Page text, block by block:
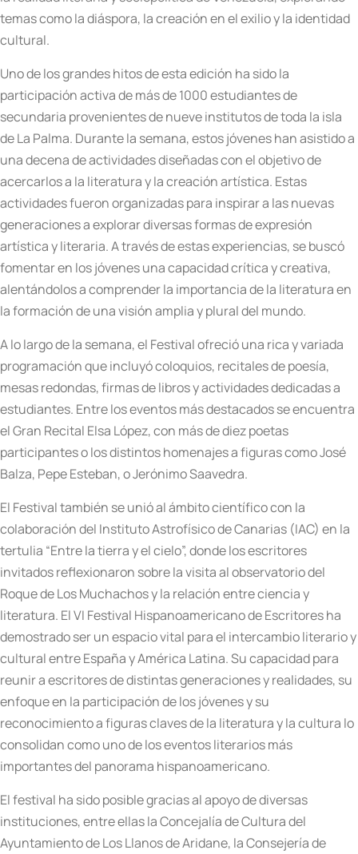
temas como la diáspora, la creación en el exilio y la identidad
cultural.
Uno de los grandes hitos de esta edición ha sido la
participación activa de más de 1000 estudiantes de
secundaria provenientes de nueve institutos de toda la isla
de La Palma. Durante la semana, estos jóvenes han asistido a
una decena de actividades diseñadas con el objetivo de
acercarlos a la literatura y la creación artística. Estas
actividades fueron organizadas para inspirar a las nuevas
generaciones a explorar diversas formas de expresión
artística y literaria. A través de estas experiencias, se buscó
fomentar en los jóvenes una capacidad crítica y creativa,
alentándolos a comprender la importancia de la literatura en
la formación de una visión amplia y plural del mundo​.
A lo largo de la semana, el Festival ofreció una rica y variada
programación que incluyó coloquios, recitales de poesía,
mesas redondas, firmas de libros y actividades dedicadas a
estudiantes. Entre los eventos más destacados se encuentra
el Gran Recital Elsa López, con más de diez poetas
participantes o los distintos homenajes a figuras como José
Balza, Pepe Esteban, o Jerónimo Saavedra.
El Festival también se unió al ámbito científico con la
colaboración del Instituto Astrofísico de Canarias (IAC) en la
tertulia “Entre la tierra y el cielo”, donde los escritores
invitados reflexionaron sobre la visita al observatorio del
Roque de Los Muchachos y la relación entre ciencia y
literatura. El VI Festival Hispanoamericano de Escritores ha
demostrado ser un espacio vital para el intercambio literario y
cultural entre España y América Latina. Su capacidad para
reunir a escritores de distintas generaciones y realidades, su
enfoque en la participación de los jóvenes y su
reconocimiento a figuras claves de la literatura y la cultura lo
consolidan como uno de los eventos literarios más
importantes del panorama hispanoamericano.
El festival ha sido posible gracias al apoyo de diversas
instituciones, entre ellas la Concejalía de Cultura del
Ayuntamiento de Los Llanos de Aridane, la Consejería de